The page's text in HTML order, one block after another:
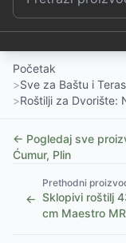
Početak
>Sve za Baštu i
>Roštilji za Dvorište:
← Pogledaj sve
Ćumur, Plin
←
Prethodni
Sklopivi roštilj
cm Maestro